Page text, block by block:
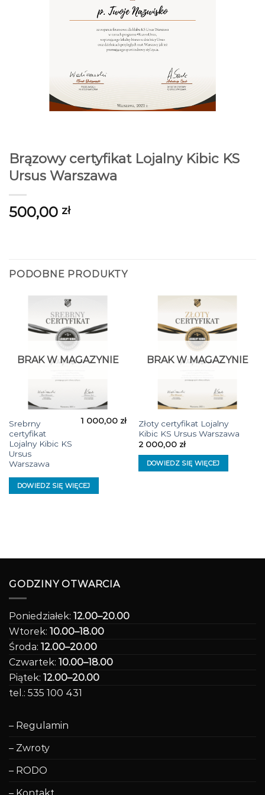
Brązowy certyfikat Lojalny Kibic KS
Ursus Warszawa
500,00 zł
PODOBNE PRODUKTY
BRAK W MAGAZYNIE
Srebrny
certyfikat
Lojalny Kibic KS
Ursus
Warszawa
1 000,00 zł
DOWIEDZ SIĘ WIĘCEJ
BRAK W MAGAZYNIE
Złoty certyfikat Lojalny
Kibic KS Ursus Warszawa
2 000,00 zł
DOWIEDZ SIĘ WIĘCEJ
GODZINY OTWARCIA
Poniedziałek: 12.00–20.00
Wtorek: 10.00–18.00
Środa: 12.00–20.00
Czwartek: 10.00–18.00
Piątek: 12.00–20.00
tel.: 535 100 431
– Regulamin
– Zwroty
– RODO